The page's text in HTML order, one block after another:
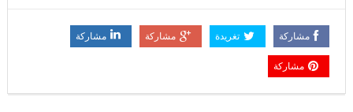
مشاركة تغريدة مشاركة مشاركة
مشاركة